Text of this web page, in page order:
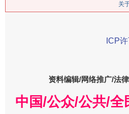
关
ICP
资料编辑/网络推广/法
中国/公众/公共/